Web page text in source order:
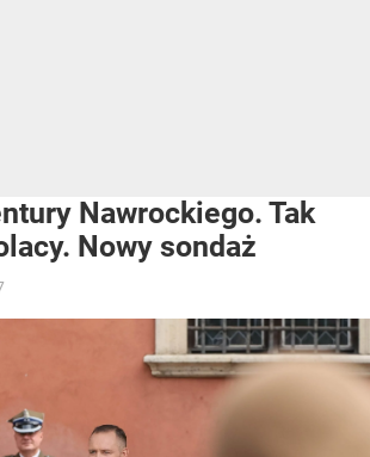
Nawrockiego. Tak
Nowy sondaż